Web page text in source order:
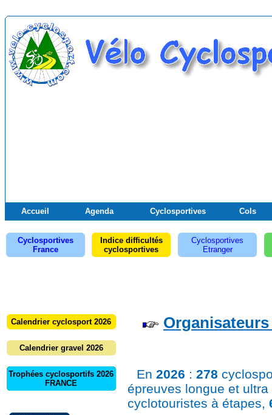
Accueil Agenda Cyclosportives Cols
Cyclosportives
France
Indice difficultés
cyclosportives
Cyclosportives
Etranger
Calendrier cyclosport 2026
Calendrier gravel 2026
Trophées cyclosportifs 2026
FRANCE
En 2026 : 278
épreuves longue et
cyclotouristes à étapes,